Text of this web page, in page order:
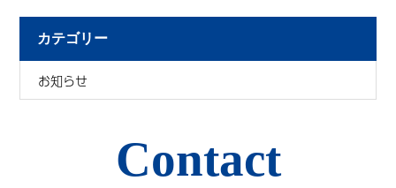
カテゴリー
お知らせ
Contact